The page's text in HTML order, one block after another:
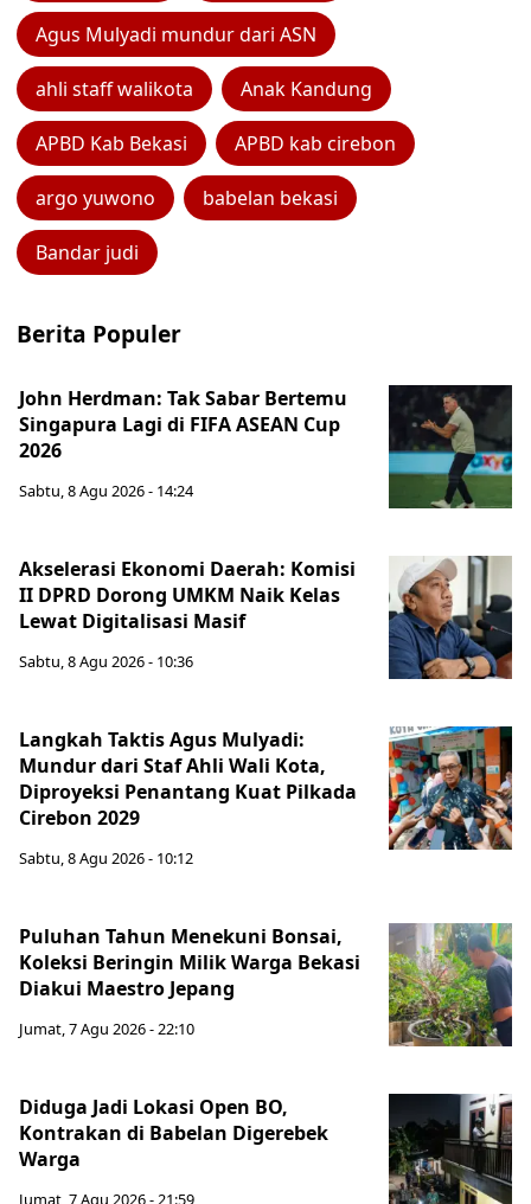
Agus Mulyadi mundur dari ASN
ahli staff walikota Anak Kandung
APBD Kab Bekasi APBD kab cirebon
argo yuwono babelan bekasi
Bandar judi
Berita Populer
John Herdman: Tak Sabar Bertemu
Singapura Lagi di FIFA ASEAN Cup
2026
Sabtu, 8 Agu 2026 - 14:24
Akselerasi Ekonomi Daerah: Komisi
II DPRD Dorong UMKM Naik Kelas
Lewat Digitalisasi Masif
Sabtu, 8 Agu 2026 - 10:36
Langkah Taktis Agus Mulyadi:
Mundur dari Staf Ahli Wali Kota,
Diproyeksi Penantang Kuat Pilkada
Cirebon 2029
Sabtu, 8 Agu 2026 - 10:12
Puluhan Tahun Menekuni Bonsai,
Koleksi Beringin Milik Warga Bekasi
Diakui Maestro Jepang
Jumat, 7 Agu 2026 - 22:10
Diduga Jadi Lokasi Open BO,
Kontrakan di Babelan Digerebek
Warga
Jumat, 7 Agu 2026 - 21:59